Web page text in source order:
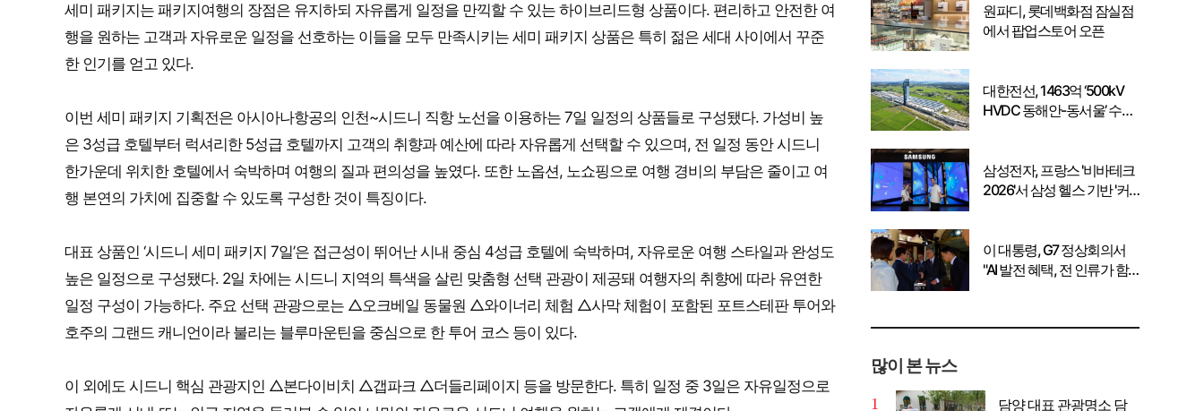
세미 패키지는 패키지여행의 장점은 유지하되 자유롭게 일정을 만끽할 수 있는 하이브리드형 상품이다. 편리하고 안전한 여
행을 원하는 고객과 자유로운 일정을 선호하는 이들을 모두 만족시키는 세미 패키지 상품은 특히 젊은 세대 사이에서 꾸준
한 인기를 얻고 있다.
이번 세미 패키지 기획전은 아시아나항공의 인천~시드니 직항 노선을 이용하는 7일 일정의 상품들로 구성됐다. 가성비 높
은 3성급 호텔부터 럭셔리한 5성급 호텔까지 고객의 취향과 예산에 따라 자유롭게 선택할 수 있으며, 전 일정 동안 시드니
한가운데 위치한 호텔에서 숙박하며 여행의 질과 편의성을 높였다. 또한 노옵션, 노쇼핑으로 여행 경비의 부담은 줄이고 여
행 본연의 가치에 집중할 수 있도록 구성한 것이 특징이다.
대표 상품인 ‘시드니 세미 패키지 7일’은 접근성이 뛰어난 시내 중심 4성급 호텔에 숙박하며, 자유로운 여행 스타일과 완성도
높은 일정으로 구성됐다. 2일 차에는 시드니 지역의 특색을 살린 맞춤형 선택 관광이 제공돼 여행자의 취향에 따라 유연한
일정 구성이 가능하다. 주요 선택 관광으로는 △오크베일 동물원 △와이너리 체험 △사막 체험이 포함된 포트스테판 투어와
호주의 그랜드 캐니언이라 불리는 블루마운틴을 중심으로 한 투어 코스 등이 있다.
이 외에도 시드니 핵심 관광지인 △본다이비치 △갭파크 △더들리페이지 등을 방문한다. 특히 일정 중 3일은 자유일정으로
원파디, 롯데백화점 잠실점
에서 팝업스토어 오픈
대한전선, 1463억 ‘500kV
HVDC 동해안-동서울’ 수
삼성전자, 프랑스 '비바테크
2026'서 삼성 헬스 기반 '커
이 대통령, G7 정상회의서
"AI 발전 혜택, 전 인류가 함
많이 본 뉴스
담양 대표 관광명소 담